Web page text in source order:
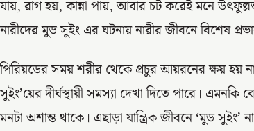
যায়, রাগ হয়, কান্না পায়, আবার চট করেই মনে
নারীদের মুড সুইং এর ঘটনায় নারীর জীবনে বিশেষ
পিরিয়ডের সময় শরীর থেকে প্রচুর আয়রনের ক্ষয় হয়
সুইং’য়ের দীর্ঘস্থায়ী সমস্যা দেখা দিতে পারে।
মনটা অশান্ত থাকে। এছাড়া যান্ত্রিক জীবনে ‘মুড